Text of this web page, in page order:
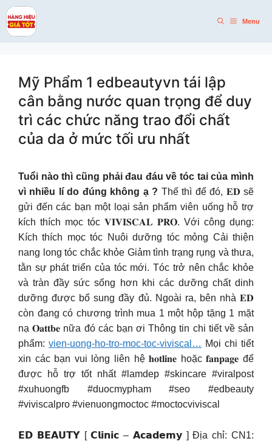
Skip
to
content
Menu
Mỹ Phẩm 1 edbeautyvn tái lập
cân bằng nước quan trọng để duy
trì các chức năng trao đổi chất
của da ở mức tối ưu nhất
Tuổi nào thì cũng phải đau đáu về tóc tai của mình
vì nhiều lí do đúng không ạ ? Thế thì để đó, 𝐄𝐃 sẽ
gửi đến các bạn một loại sản phẩm viên uống hỗ trợ
kích thích mọc tóc 𝐕𝐈𝐕𝐈𝐒𝐂𝐀𝐋 𝐏𝐑𝐎. Với công dụng:
Kích thích mọc tóc Nuôi dưỡng tóc mỏng Cải thiện
nang long tóc chắc khỏe Giảm tình trạng rụng và thưa,
tằn sự phát triển của tóc mới. Tóc trở nên chắc khỏe
và tràn đầy sức sống hơn khi các dưỡng chất dinh
dưỡng được bổ sung đầy đủ. Ngoài ra, bên nhà 𝐄𝐃
còn đang có chương trình mua 1 một hộp tặng 1 mặt
nạ 𝐎𝐚𝐭𝐭𝐛𝐞 nữa đó các bạn ơi Thông tin chi tiết về sản
phẩm: vien-uong-ho-tro-moc-toc-viviscal… Mọi chi tiết
xin các bạn vui lòng liên hệ 𝐡𝐨𝐭𝐥𝐢𝐧𝐞 hoặc 𝐟𝐚𝐧𝐩𝐚𝐠𝐞 để
được hỗ trợ tốt nhất #lamdep #skincare #viralpost
#xuhuongfb #duocmypham #seo #edbeauty
#viviscalpro #vienuongmoctoc #moctocviviscal
𝗘𝗗 𝗕𝗘𝗔𝗨𝗧𝗬 [ 𝗖𝗹𝗶𝗻𝗶𝗰 – 𝗔𝗰𝗮𝗱𝗲𝗺𝘆 ] Địa chỉ: CN1: